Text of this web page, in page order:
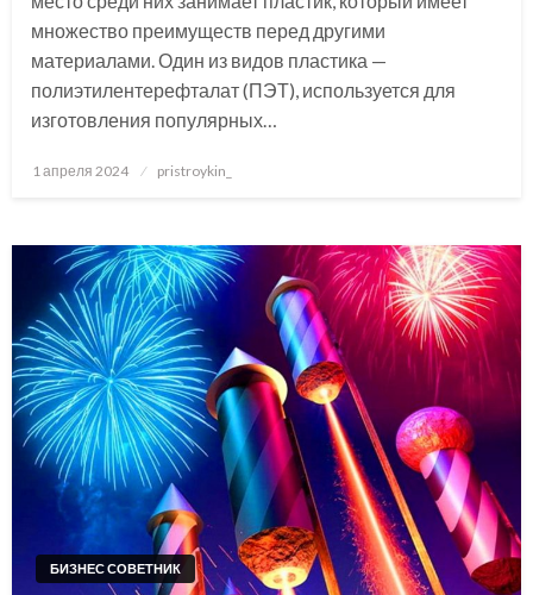
множество преимуществ перед другими
материалами. Один из видов пластика —
полиэтилентерефталат (ПЭТ), используется для
изготовления популярных…
Posted
1 апреля 2024 pristroykin_
БИЗНЕС СОВЕТНИК